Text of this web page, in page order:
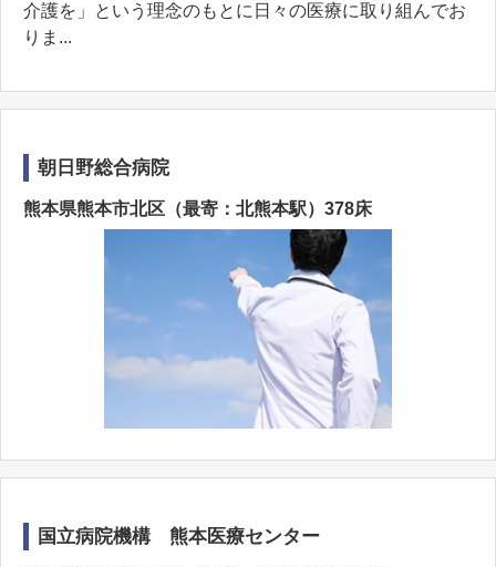
介護を」という理念のもとに日々の医療に取り組んでお
りま...
朝日野総合病院
熊本県熊本市北区（最寄：北熊本駅）378床
国立病院機構 熊本医療センター